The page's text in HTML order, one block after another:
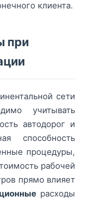
клиента.
при
сети
учитывать
автодорог и
способность
процедуры,
рабочей
прямо влияет
расходы